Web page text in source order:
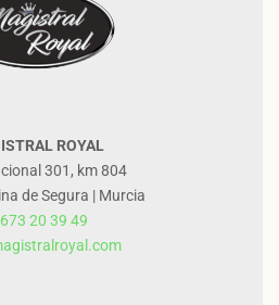
ROYAL
301, km 804
de Segura | Murcia
20 39 49